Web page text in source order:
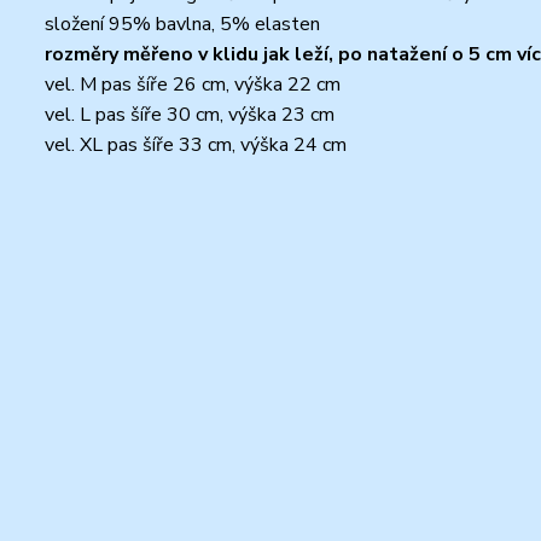
složení 95% bavlna, 5% elasten
rozměry měřeno v klidu jak leží, po natažení o 5 cm
vel. M pas šíře 26 cm, výška 22 cm
vel. L pas šíře 30 cm, výška 23 cm
vel. XL pas šíře 33 cm, výška 24 cm